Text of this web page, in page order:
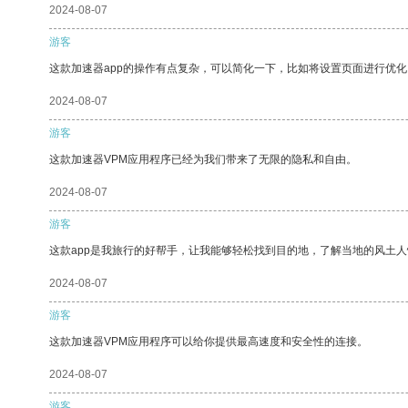
2024-08-07
游客
这款加速器app的操作有点复杂，可以简化一下，比如将设置页面进行优
2024-08-07
游客
这款加速器VPM应用程序已经为我们带来了无限的隐私和自由。
2024-08-07
游客
这款app是我旅行的好帮手，让我能够轻松找到目的地，了解当地的风土
2024-08-07
游客
这款加速器VPM应用程序可以给你提供最高速度和安全性的连接。
2024-08-07